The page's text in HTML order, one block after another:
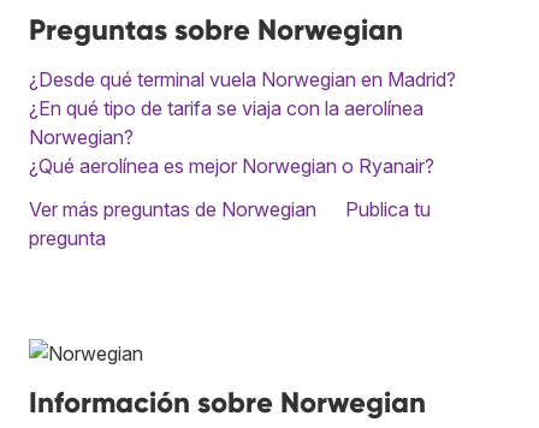
Preguntas sobre Norwegian
¿Desde qué terminal vuela Norwegian en Madrid?
¿En qué tipo de tarifa se viaja con la aerolínea
Norwegian?
¿Qué aerolínea es mejor Norwegian o Ryanair?
Ver más preguntas de Norwegian
Publica tu
pregunta
Información sobre Norwegian